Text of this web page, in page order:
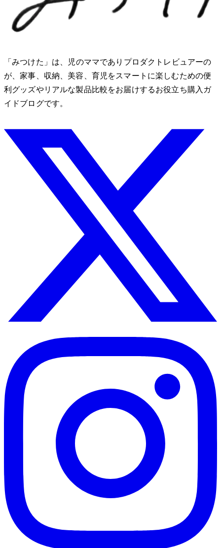
「みつけた」は、2児のママでありプロダクトレビュアーのMio
が、家事、収納、美容、育児をスマートに楽しむための便
利グッズやリアルな製品比較をお届けするお役立ち購入ガ
イドブログです。